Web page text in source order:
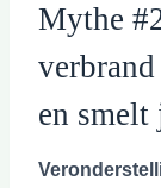
Mythe
en smelt